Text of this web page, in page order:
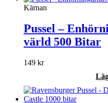
Kärnan
Pussel –
värld 500 Bitar
149 kr